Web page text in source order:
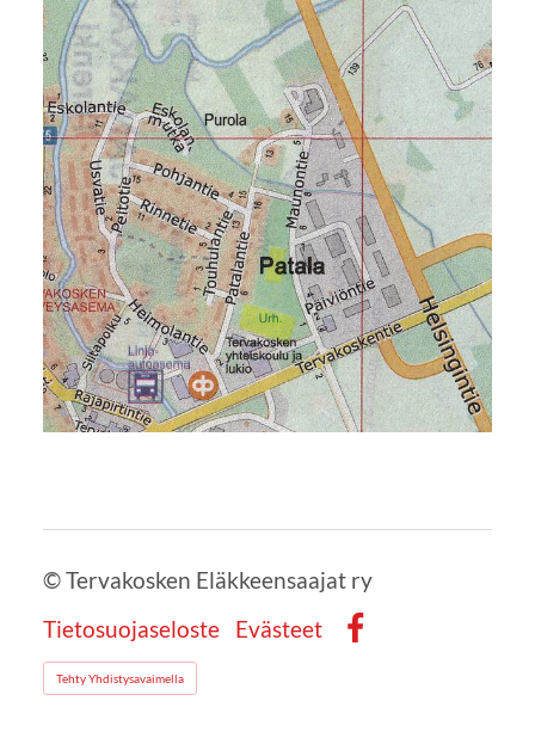
©Tervakosken Eläkkeensaajat ry
Tietosuojaseloste
Evästeet
Tehty Yhdistysavaimella